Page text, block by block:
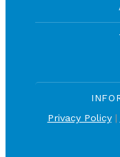
Privacy Policy|